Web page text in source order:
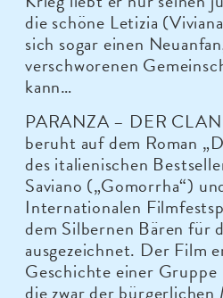
die schöne Letizia
sich sogar einen
verschworenen
kann…
PARANZA – DER
beruht auf dem Roman
des italienischen
Saviano („Gomorrha“)
Internationalen
dem Silbernen Bären für
ausgezeichnet. Der Film
Geschichte einer Gruppe
die zwar der